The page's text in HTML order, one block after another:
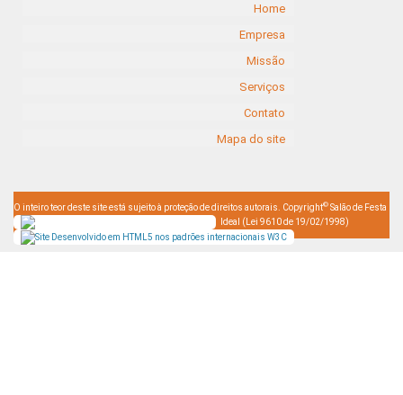
Home
Empresa
Missão
Serviços
Contato
Mapa do site
O inteiro teor deste site está sujeito à proteção de direitos autorais. Copyright© Salão de Festa
Ideal (Lei 9610 de 19/02/1998)